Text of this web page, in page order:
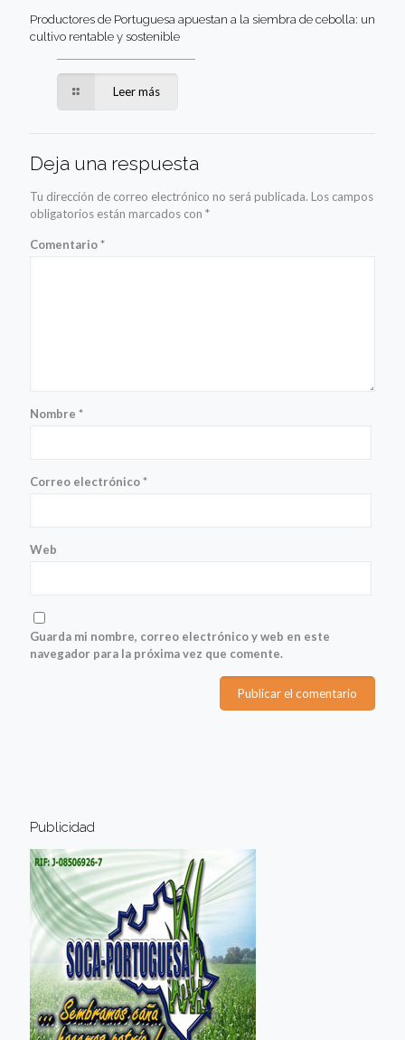
Productores de Portuguesa apuestan a la siembra de cebolla: un
cultivo rentable y sostenible
Leer más
Deja una respuesta
Tu dirección de correo electrónico no será publicada. Los campos
obligatorios están marcados con *
Comentario*
Nombre *
Correo electrónico*
Web
Guarda mi nombre, correo electrónico y web en este
navegador para la próxima vez que comente.
Publicidad